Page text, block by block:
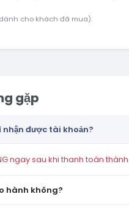
cho khách đã mua).
gặp
được tài khoản?
ngay sau khi thanh toán
hành không?